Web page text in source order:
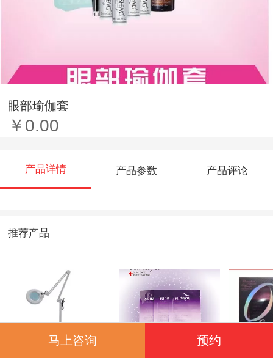
眼部瑜伽套
￥0.00
产品详情 产品参数 产品评论
推荐产品
马上咨询 预约